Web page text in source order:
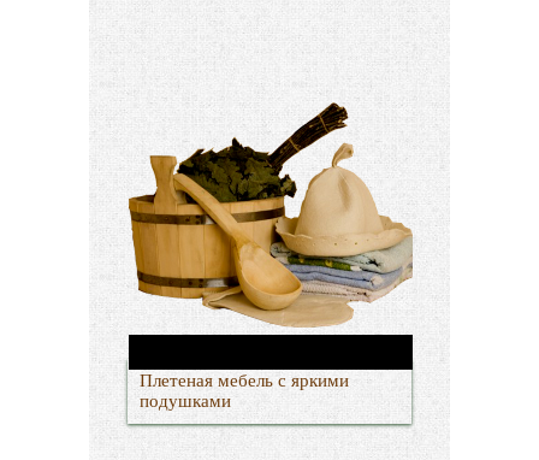
Плетеная мебель с яркими
подушками